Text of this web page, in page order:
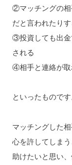
②マッチングの相
だと言われたりす
③投資しても出金
される
④相手と連絡が取
といったものです
マッチングした
心を許してしま
助けたいと思い